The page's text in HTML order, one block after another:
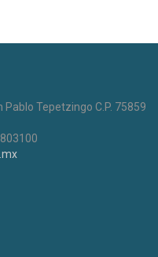
Pablo Tepetzingo C.P. 75859